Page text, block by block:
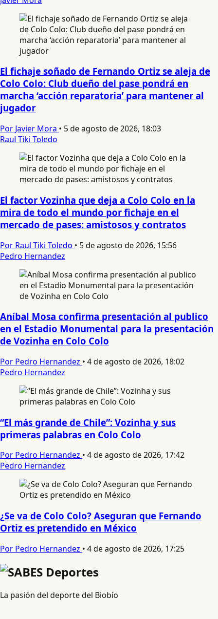
El fichaje soñado de Fernando Ortiz se aleja de
Colo Colo: Club dueño del pase pondrá en
marcha ‘acción reparatoria’ para mantener al
jugador
Por Javier Mora • 5 de agosto de 2026, 18:03
Raul Tiki Toledo
El factor Vozinha que deja a Colo Colo en la
mira de todo el mundo por fichaje en el
mercado de pases: amistosos y contratos
Por Raul Tiki Toledo • 5 de agosto de 2026, 15:56
Pedro Hernandez
Aníbal Mosa confirma presentación al publico
en el Estadio Monumental para la presentación
de Vozinha en Colo Colo
Por Pedro Hernandez • 4 de agosto de 2026, 18:02
Pedro Hernandez
“El más grande de Chile”: Vozinha y sus
primeras palabras en Colo Colo
Por Pedro Hernandez • 4 de agosto de 2026, 17:42
Pedro Hernandez
¿Se va de Colo Colo? Aseguran que Fernando
Ortiz es pretendido en México
Por Pedro Hernandez • 4 de agosto de 2026, 17:25
La pasión del deporte del Biobío